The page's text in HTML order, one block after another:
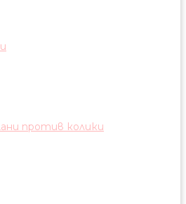
против колики